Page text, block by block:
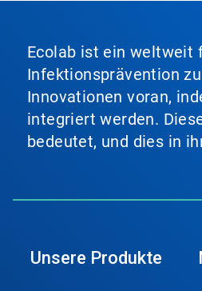
Ecolab ist ein weltweit
Infektionsprävention
Innovationen voran,
integriert werden.
bedeutet, und dies in
Unsere Produkte